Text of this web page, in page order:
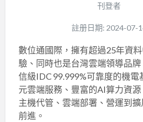
刊登者
註册日期: 2024-07-
數位通國際，擁有超過25年資
驗、同時也是台灣雲端領導品牌
信級IDC 99.999%可靠度的機電
元雲端服務、豐富的AI算力資
主機代管、雲端部署、營運到
前進。